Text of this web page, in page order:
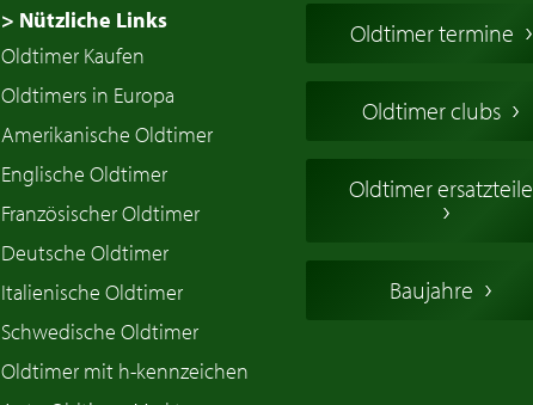
> Nützliche Links
Oldtimer Kaufen
Oldtimers in Europa
Amerikanische Oldtimer
Englische Oldtimer
Französischer Oldtimer
Deutsche Oldtimer
Italienische Oldtimer
Schwedische Oldtimer
Oldtimer mit h-kennzeichen
Oldtimer termine
Oldtimer clubs
Oldtimer ersatzteile
Baujahre